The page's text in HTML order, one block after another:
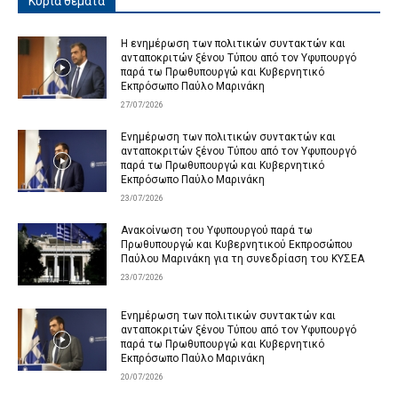
Η ενημέρωση των πολιτικών συντακτών και
ανταποκριτών ξένου Τύπου από τον Υφυπουργό
παρά τω Πρωθυπουργώ και Κυβερνητικό
Εκπρόσωπο Παύλο Μαρινάκη
27/07/2026
Ενημέρωση των πολιτικών συντακτών και
ανταποκριτών ξένου Τύπου από τον Υφυπουργό
παρά τω Πρωθυπουργώ και Κυβερνητικό
Εκπρόσωπο Παύλο Μαρινάκη
23/07/2026
Ανακοίνωση του Υφυπουργού παρά τω
Πρωθυπουργώ και Κυβερνητικού Εκπροσώπου
Παύλου Μαρινάκη για τη συνεδρίαση του ΚΥΣΕΑ
23/07/2026
Ενημέρωση των πολιτικών συντακτών και
ανταποκριτών ξένου Τύπου από τον Υφυπουργό
παρά τω Πρωθυπουργώ και Κυβερνητικό
Εκπρόσωπο Παύλο Μαρινάκη
20/07/2026